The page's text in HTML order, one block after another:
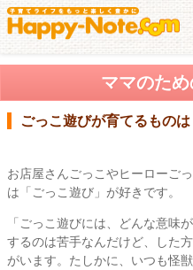
ママのた
ごっこ遊びが育てるものは
お店屋さんごっこやヒーローご
は「ごっこ遊び」が好きです。
「ごっこ遊びには、どんな意味
するのは苦手なんだけど、した
がいます。たしかに、いつも怪